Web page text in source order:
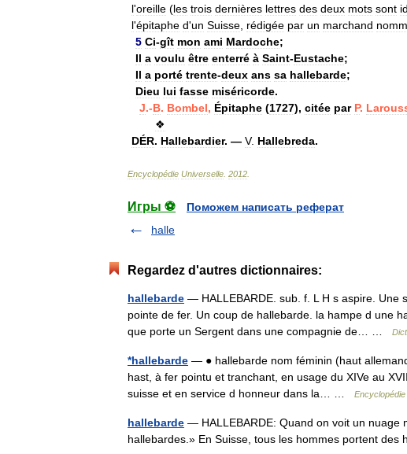
l'oreille (les trois dernières lettres des deux mots sont
l'épitaphe d'un Suisse, rédigée par un marchand
5 Ci-gît mon ami Mardoche;
Il a voulu être enterré à Saint-Eustache;
Il a porté trente-deux ans sa hallebarde;
Dieu lui fasse miséricorde.
J.-B. Bombel, Épitaphe (1727), citée par P.
❖
DÉR. Hallebardier. — V. Hallebreda.
Encyclopédie Universelle 2012
Игры ⚽
Поможем написать реферат
halle
Regardez d'autres dictionnaires:
hallebarde — HALLEBARDE. sub. f. L H s aspire. Une
pointe de fer. Un coup de hallebarde. la hampe d une
que porte un Sergent dans une compagnie de… …
*hallebarde — ● hallebarde nom féminin (haut
hast, à fer pointu et tranchant, en usage du XIVe au
suisse et en service d honneur dans la… …
hallebarde — HALLEBARDE: Quand on voit un nuage
hallebardes.» En Suisse, tous les hommes portent